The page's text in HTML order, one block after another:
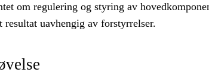
om regulering og styring av
resultat uavhengig av forstyrrelser.